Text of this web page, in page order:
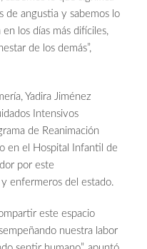
de angustia y sabemos lo
los días más difíciles,
de los demás”,
Yadira Jiménez
Intensivos
de Reanimación
en el Hospital Infantil de
por este
enfermeros del estado.
este espacio
nuestra labor